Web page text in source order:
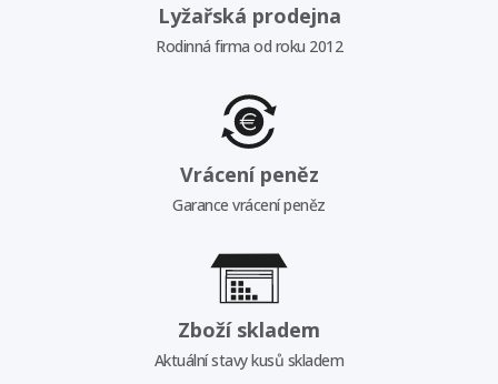
Lyžařská prodejna
Rodinná firma od roku 2012
Vrácení peněz
Garance vrácení peněz
Zboží skladem
Aktuální stavy kusů skladem